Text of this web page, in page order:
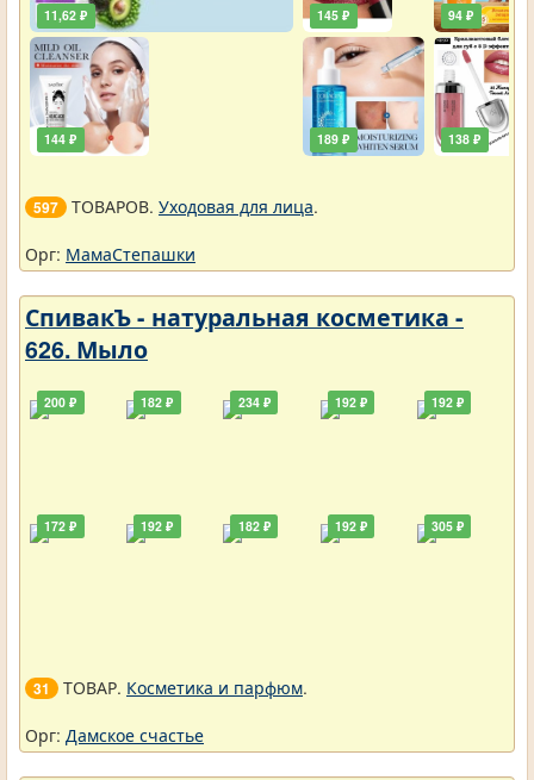
11,62 ₽
144 ₽
145 ₽
189 ₽
94 ₽
138 ₽
597 ТОВАРОВ. Уходовая для лица.
Орг: МамаСтепашки
СпивакЪ - натуральная косметика -
626. Мыло
200 ₽
172 ₽
182 ₽
192 ₽
234 ₽
182 ₽
192 ₽
192 ₽
192 ₽
305 ₽
31 ТОВАР. Косметика и парфюм.
Орг: Дамское счастье